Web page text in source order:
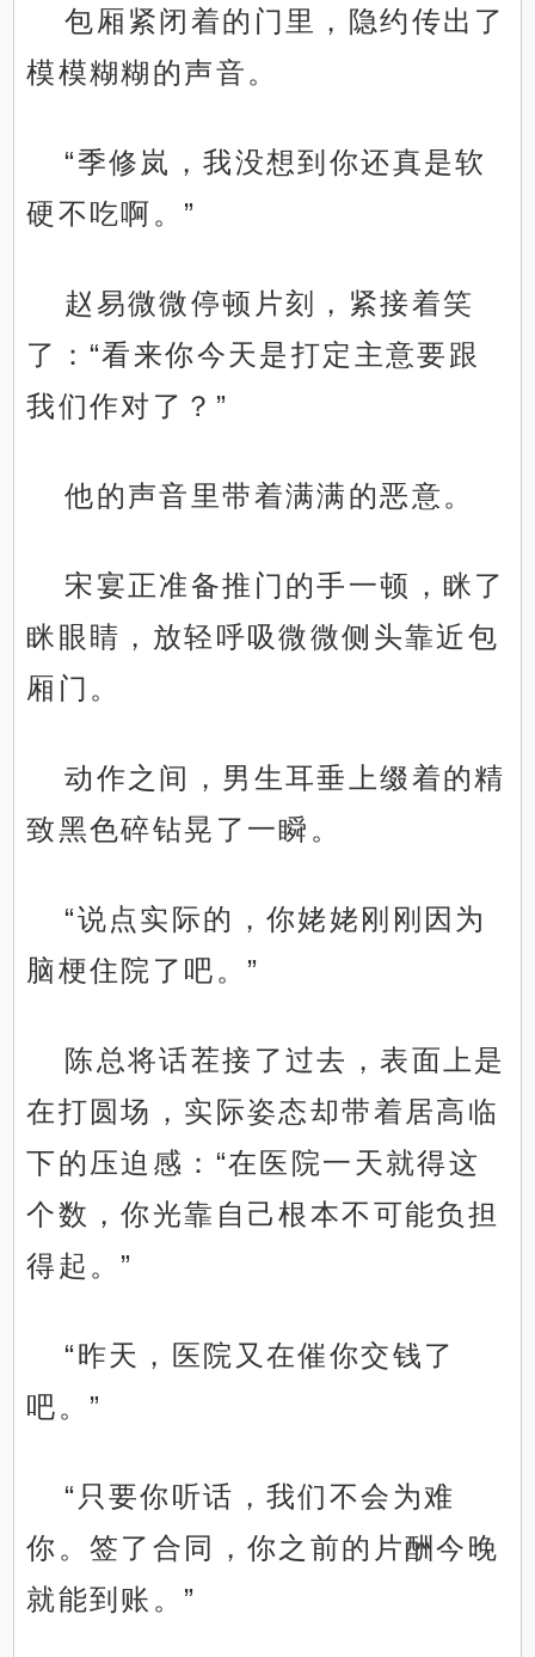
包厢紧闭着的门里，隐约传出了
模模糊糊的声音。
“季修岚，我没想到你还真是软
硬不吃啊。”
赵易微微停顿片刻，紧接着笑
了：“看来你今天是打定主意要跟
我们作对了？”
他的声音里带着满满的恶意。
宋宴正准备推门的手一顿，眯了
眯眼睛，放轻呼吸微微侧头靠近包
厢门。
动作之间，男生耳垂上缀着的精
致黑色碎钻晃了一瞬。
“说点实际的，你姥姥刚刚因为
脑梗住院了吧。”
陈总将话茬接了过去，表面上是
在打圆场，实际姿态却带着居高临
下的压迫感：“在医院一天就得这
个数，你光靠自己根本不可能负担
得起。”
“昨天，医院又在催你交钱了
吧。”
“只要你听话，我们不会为难
你。签了合同，你之前的片酬今晚
就能到账。”